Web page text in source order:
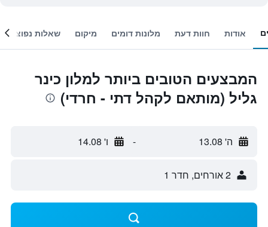
אודות חוות דעת מלונות דומים מיקום שאלות נפוצות
המבצעים הטובים ביותר למלון כינר
גליל (מותאם לקהל דתי - חרדי)
ה' 13.08 - ו' 14.08
2 אורחים, חדר 1